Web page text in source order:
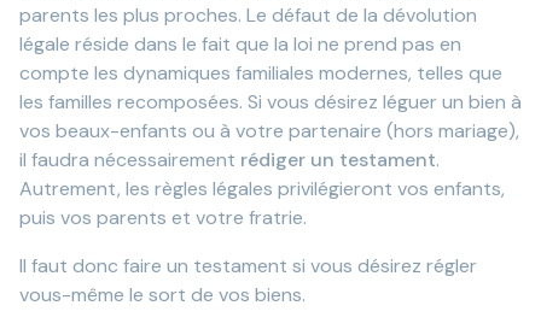
parents les plus proches. Le défaut de la dévolution
légale réside dans le fait que la loi ne prend pas en
compte les dynamiques familiales modernes, telles que
les familles recomposées. Si vous désirez léguer un bien à
vos beaux-enfants ou à votre partenaire (hors mariage),
il faudra nécessairement rédiger un testament.
Autrement, les règles légales privilégieront vos enfants,
puis vos parents et votre fratrie.
Il faut donc faire un testament si vous désirez régler
vous-même le sort de vos biens.